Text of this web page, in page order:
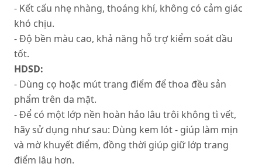
- Kết cấu nhẹ nhàng, thoáng khí, không có cảm giác
khó chịu.
- Độ bền màu cao, khả năng hỗ trợ kiểm soát dầu
tốt.
HDSD:
- Dùng cọ hoặc mút trang điểm để thoa đều sản
phẩm trên da mặt.
- Để có một lớp nền hoàn hảo lâu trôi không tì vết,
hãy sử dụng như sau: Dùng kem lót - giúp làm mịn
và mờ khuyết điểm, đồng thời giúp giữ lớp trang
điểm lâu hơn.